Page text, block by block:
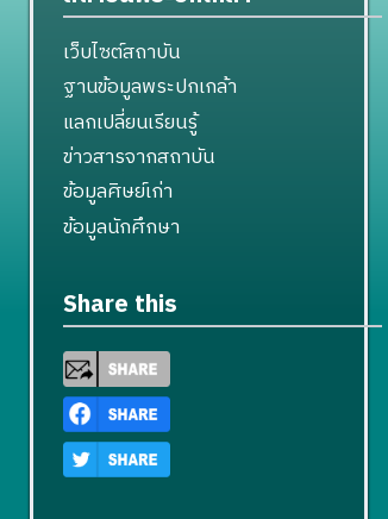
เว็บไซต์สถาบัน
ฐานข้อมูลพระปกเกล้า
แลกเปลี่ยนเรียนรู้
ข่าวสารจากสถาบัน
ข้อมูลศิษย์เก่า
ข้อมูลนักศึกษา
Share this